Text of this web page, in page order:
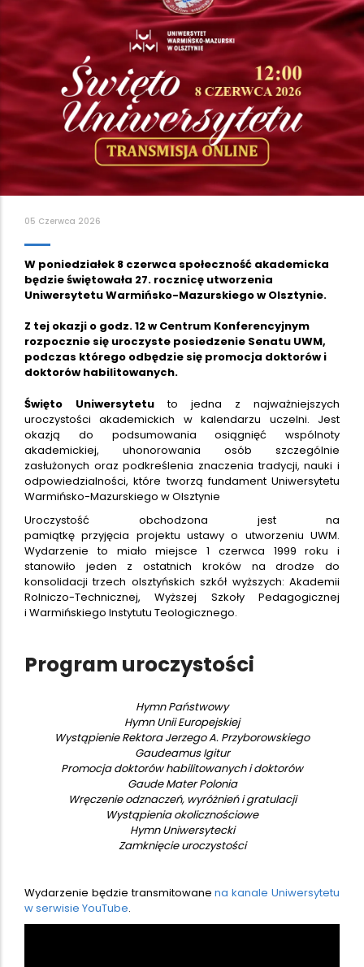
05 Czerwca 2026
W poniedziałek 8 czerwca społeczność akademicka
będzie świętowała 27. rocznicę utworzenia
Uniwersytetu Warmińsko-Mazurskiego w Olsztynie.
Z tej okazji o godz. 12 w Centrum Konferencyjnym
rozpocznie się uroczyste posiedzenie Senatu UWM,
podczas którego odbędzie się promocja doktorów i
doktorów habilitowanych.
Święto Uniwersytetu to jedna z najważniejszych
uroczystości akademickich w kalendarzu uczelni. Jest
okazją do podsumowania osiągnięć wspólnoty
akademickiej, uhonorowania osób szczególnie
zasłużonych oraz podkreślenia znaczenia tradycji, nauki i
odpowiedzialności, które tworzą fundament Uniwersytetu
Warmińsko-Mazurskiego w Olsztynie
Uroczystość obchodzona jest na
pamiątkę przyjęcia projektu ustawy o utworzeniu UWM.
Wydarzenie to miało miejsce 1 czerwca 1999 roku i
stanowiło jeden z ostatnich kroków na drodze do
konsolidacji trzech olsztyńskich szkół wyższych: Akademii
Rolniczo-Technicznej, Wyższej Szkoły Pedagogicznej
i Warmińskiego Instytutu Teologicznego.
Program uroczystości
Hymn Państwowy
Hymn Unii Europejskiej
Wystąpienie Rektora Jerzego A. Przyborowskiego
Gaudeamus Igitur
Promocja doktorów habilitowanych i doktorów
Gaude Mater Polonia
Wręczenie odznaczeń, wyróżnień i gratulacji
Wystąpienia okolicznościowe
Hymn Uniwersytecki
Zamknięcie uroczystości
Wydarzenie będzie transmitowanena kanale Uniwersytetu
w serwisie YouTube.